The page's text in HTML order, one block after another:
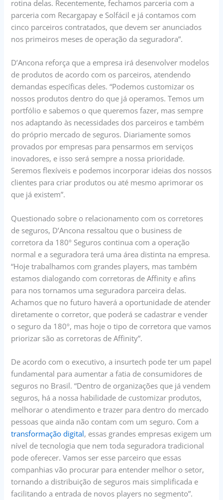
rotina delas. Recentemente, fechamos parceria com a
parceria com Recargapay e Solfácil e já contamos com
cinco parceiros contratados, que devem ser anunciados
nos primeiros meses de operação da seguradora”.
D’Ancona reforça que a empresa irá desenvolver modelos
de produtos de acordo com os parceiros, atendendo
demandas específicas deles. “Podemos customizar os
nossos produtos dentro do que já operamos. Temos um
portfólio e sabemos o que queremos fazer, mas sempre
nos adaptando às necessidades dos parceiros e também
do próprio mercado de seguros. Diariamente somos
provados por empresas para pensarmos em serviços
inovadores, e isso será sempre a nossa prioridade.
Seremos flexíveis e podemos incorporar ideias dos nossos
clientes para criar produtos ou até mesmo aprimorar os
que já existem”.
Questionado sobre o relacionamento com os corretores
de seguros, D’Ancona ressaltou que o business de
corretora da 180º Seguros continua com a operação
normal e a seguradora terá uma área distinta na empresa.
“Hoje trabalhamos com grandes players, mas também
estamos dialogando com corretoras de Affinity e afins
para nos tornamos uma seguradora parceira delas.
Achamos que no futuro haverá a oportunidade de atender
diretamente o corretor, que poderá se cadastrar e vender
o seguro da 180º, mas hoje o tipo de corretora que vamos
priorizar são as corretoras de Affinity”.
De acordo com o executivo, a insurtech pode ter um papel
fundamental para aumentar a fatia de consumidores de
seguros no Brasil. “Dentro de organizações que já vendem
seguros, há a nossa habilidade de customizar produtos,
melhorar o atendimento e trazer para dentro do mercado
pessoas que ainda não contam com um seguro. Com a
transformação digital, essas grandes empresas exigem um
nível de tecnologia que nem toda seguradora tradicional
pode oferecer. Vamos ser esse parceiro que essas
companhias vão procurar para entender melhor o setor,
tornando a distribuição de seguros mais simplificada e
facilitando a entrada de novos players no segmento”.